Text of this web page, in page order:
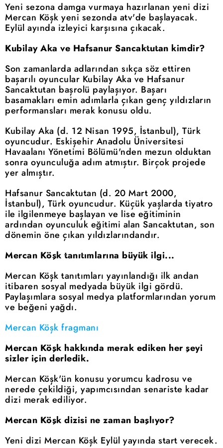
Yeni sezona damga vurmaya hazırlanan yeni dizi
Mercan Köşk yeni sezonda atv'de başlayacak.
Eylül ayında izleyici karşısına çıkacak.
Kubilay Aka ve Hafsanur Sancaktutan kimdir?
Son zamanlarda adlarından sıkça söz ettiren
başarılı oyuncular Kubilay Aka ve Hafsanur
Sancaktutan başrolü paylaşıyor. Başarı
basamakları emin adımlarla çıkan genç yıldızların
performansları merak konusu oldu.
Kubilay Aka (d. 12 Nisan 1995, İstanbul), Türk
oyuncudur. Eskişehir Anadolu Üniversitesi
Havaalanı Yönetimi Bölümü'nden mezun olduktan
sonra oyunculuğa adım atmıştır. Birçok projede
yer almıştır.
Hafsanur Sancaktutan (d. 20 Mart 2000,
İstanbul), Türk oyuncudur. Küçük yaşlarda tiyatro
ile ilgilenmeye başlayan ve lise eğitiminin
ardından oyunculuk eğitimi alan Sancaktutan, son
dönemin öne çıkan yıldızlarındandır.
Mercan Köşk tanıtımlarına büyük ilgi...
Mercan Köşk tanıtımları yayınlandığı ilk andan
itibaren sosyal medyada büyük ilgi gördü.
Paylaşımlara sosyal medya platformlarından yorum
ve beğeni yağdı.
Mercan Köşk fragmanı
Mercan Köşk hakkında merak ediken her şeyi
sizler için derledik.
Mercan Köşk'ün konusu yorumcu kadrosu ve
nerede çekildiği, yapımcısından senariste kadar
dizi merak ediliyor.
Mercan Köşk dizisi ne zaman başlıyor?
Yeni dizi Mercan Köşk Eylül yayında start verecek.